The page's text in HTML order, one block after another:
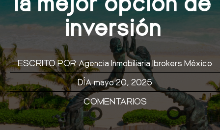
inversión
ESCRITO PORAgencia Inmobiliaria Ibrokers México
DÍAmayo 20, 2025
COMENTARIOS